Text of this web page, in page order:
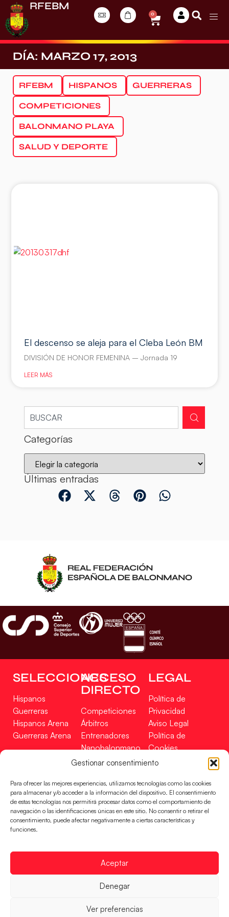
Gestionar consentimiento
Para ofrecer las mejores experiencias, utilizamos tecnologías como las cookies
para almacenar y/o acceder a la información del dispositivo. El consentimiento
de estas tecnologías nos permitirá procesar datos como el comportamiento de
navegación o las identificaciones únicas en este sitio. No consentir o retirar el
consentimiento, puede afectar negativamente a ciertas características y
funciones.
Aceptar
Denegar
Ver preferencias
RFEBM
0
DÍA: MARZO 17, 2013
RFEBM HISPANOS GUERRERAS
COMPETICIONES
BALONMANO PLAYA
SALUD Y DEPORTE
El descenso se aleja para el Cleba León BM
DIVISIÓN DE HONOR FEMENINA – Jornada 19
LEER MÁS
Categorías
Últimas entradas
SELECCIONES
Hispanos
Guerreras
Hispanos Arena
Guerreras Arena
ACCESO
DIRECTO
Competiciones
Árbitros
Entrenadores
Nanobalonmano
Tienda
LEGAL
Política de
Privacidad
Aviso Legal
Política de
Cookies
Mapa Web
Incidencias
CONTACTO
EN
FINANCIADO
RFEBM © 2024. Todos los derechos reservados –
Desarrollado por